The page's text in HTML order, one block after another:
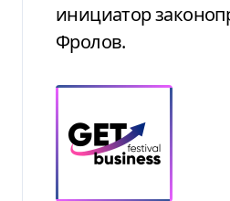
инициатор
Фролов.